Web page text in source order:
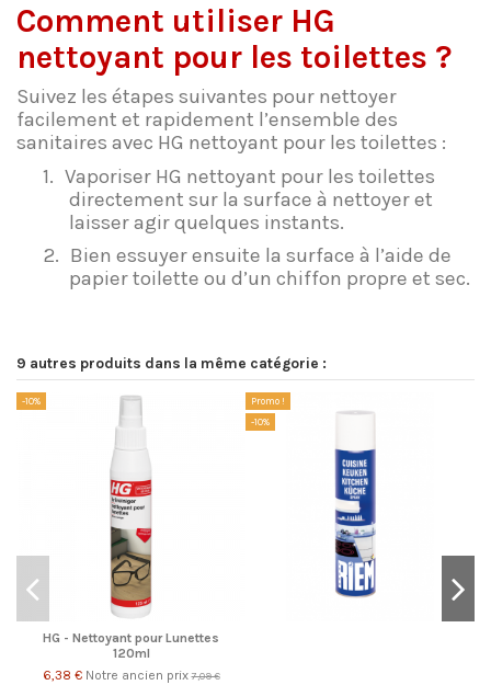
Comment utiliser HG
nettoyant pour les toilettes ?
Suivez les étapes suivantes pour nettoyer
facilement et rapidement l’ensemble des
sanitaires avec HG nettoyant pour les toilettes :
1. Vaporiser HG nettoyant pour les toilettes
directement sur la surface à nettoyer et
laisser agir quelques instants.
2. Bien essuyer ensuite la surface à l’aide de
papier toilette ou d’un chiffon propre et sec.
9 autres produits dans la même catégorie :
-10%
HG - Nettoyant pour Lunettes
120ml
6,38 € Notre ancien prix7,09 €
Promo !
-10%